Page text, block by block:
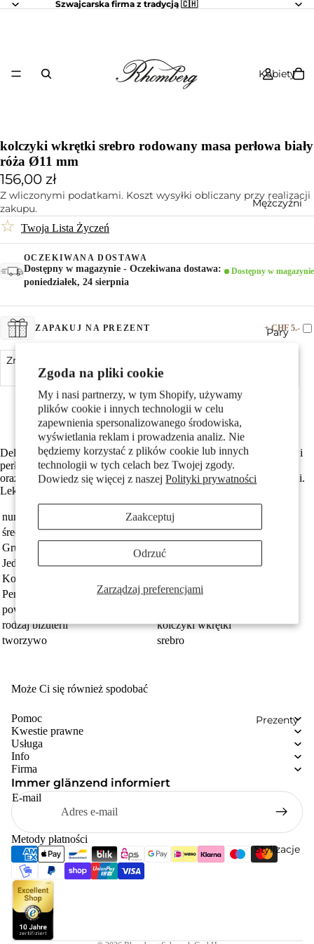
Zgoda na pliki cookie
My i nasi partnerzy, w tym Shopify, używamy
plików cookie i innych technologii w celu
zapewnienia spersonalizowanego środowiska,
wyświetlania reklam i prowadzenia analiz. Nie
będziemy korzystać z plików cookie lub innych
technologii w tych celach bez Twojej zgody.
Dowiedz się więcej z naszejPolityki prywatności
Zarządzaj preferencjami
Zaakceptuj
Odrzuć
Szwajcarska firma z tradycją 🇨🇭
Kobiety
Mężczyźni
Pary
Prezenty
Stylizacje
kolczyki wkrętki srebro rodowany masa perłowa biały
róża Ø11 mm
156,00 zł
Z wliczonymi podatkami. Koszt wysyłki obliczany przy realizacji
zakupu.
☆ Twoja Lista Życzeń
OCZEKIWANA DOSTAWA
Dostępny w magazynie - Oczekiwana dostawa:
poniedziałek, 24 sierpnia
Dostępny w magazynie
ZAPAKUJ NA PREZENT + CHF 5.-
Zmniejsz ilość
Zwiększ ilość
Srebro próby 925 z próbą 925
Z mieniącą się masą perłową
Średnica wynosi 11 mm
Delikatne kolczyki dla kobiet w kształcie róży, wykonane ze srebra i
perłowej masy perłowej. Eleganckie, subtelne i idealne na co dzień
oraz na specjalne okazje. Dodają uroku i kobiecości każdej stylizacji.
Lekkość i komfort noszenia gwarantowane.
numer zamówienia
559904
średnica
11 mm
Grupa docelowa
damski
Jednostka
Para
Kolor
Perły
masa perłowa biały
powłoka
rodzaj biżuterii
kolczyki wkrętki
tworzywo
srebro
Może Ci się również spodobać
Pomoc
Kwestie prawne
Usługa
Info
Firma
Immer glänzend informiert
E-mail
Metody płatności